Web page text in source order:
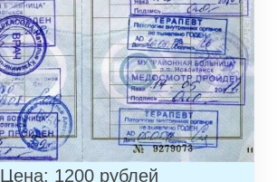
Цена: 1200 рублей